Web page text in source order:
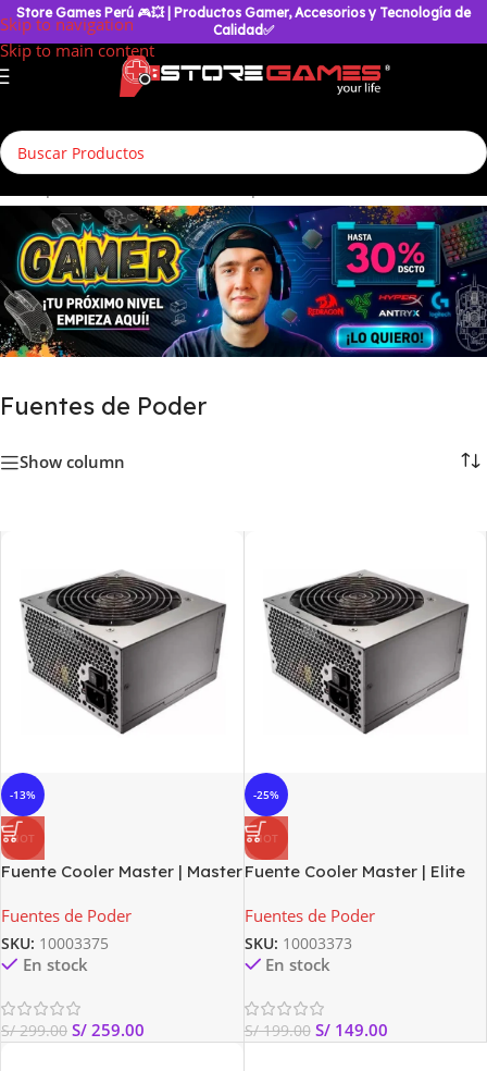
Skip to navigation
Skip to main content
Store Games Perú 🎮💥
| Productos Gamer, Accesorios y Tecnología de
Calidad✅
Fuentes de Poder
Show column
-13%
HOT
Fuente Cooler Master | Master
Fuentes de Poder
SKU: 10003375
En stock
S/299.00 S/ 259.00
-25%
HOT
Fuente Cooler Master | Elite
Fuentes de Poder
SKU: 10003373
En stock
S/199.00 S/149.00